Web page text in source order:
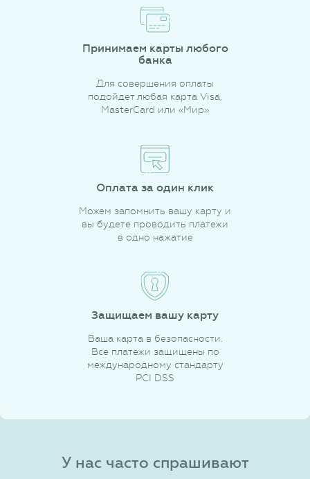
Принимаем карты любого
банка
Для совершения оплаты
подойдет любая карта Visa,
MasterCard или «Мир»
Оплата за один клик
Можем запомнить вашу карту и
вы будете проводить платежи
в одно нажатие
Защищаем вашу карту
Ваша карта в безопасности.
Все платежи защищены по
международному стандарту
PCI DSS
У нас часто спрашивают